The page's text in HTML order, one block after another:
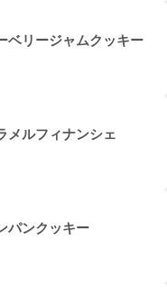
ベリージャムクッキー
メルフィナンシェ
パンクッキー